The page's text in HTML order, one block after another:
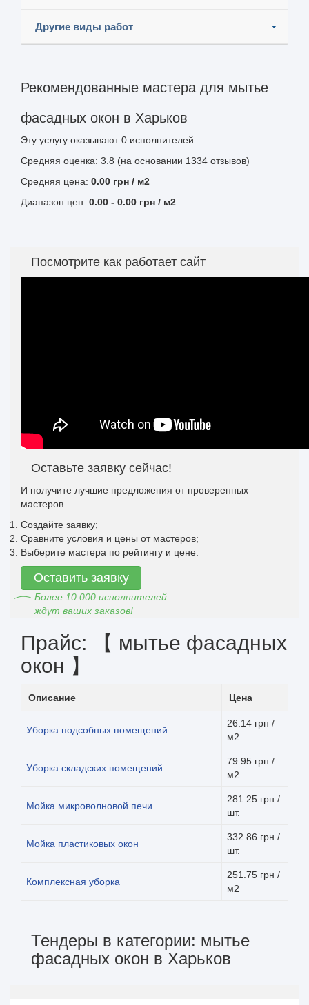
Другие виды работ
Рекомендованные мастера для мытье
фасадных окон в Харьков
Эту услугу оказывают0 исполнителей
Средняя оценка: 3.8 (на основании 1334 отзывов)
Средняя цена: 0.00 грн / м2
Диапазон цен: 0.00 - 0.00 грн / м2
Посмотрите как работает сайт
Оставьте заявку сейчас!
И получите лучшие предложения от проверенных
мастеров.
Создайте заявку;
Сравните условия и цены от мастеров;
Выберите мастера по рейтингу и цене.
Оставить заявку
Более 10 000 исполнителей
ждут ваших заказов!
Прайс: 【 мытье фасадных
окон 】
Описание Цена
Уборка подсобных помещений
26.14 грн /
м2
Уборка складских помещений
79.95 грн /
м2
Мойка микроволновой печи
281.25 грн /
шт.
Мойка пластиковых окон
332.86 грн /
шт.
Комплексная уборка
251.75 грн /
м2
Тендеры в категории: мытье
фасадных окон в Харьков